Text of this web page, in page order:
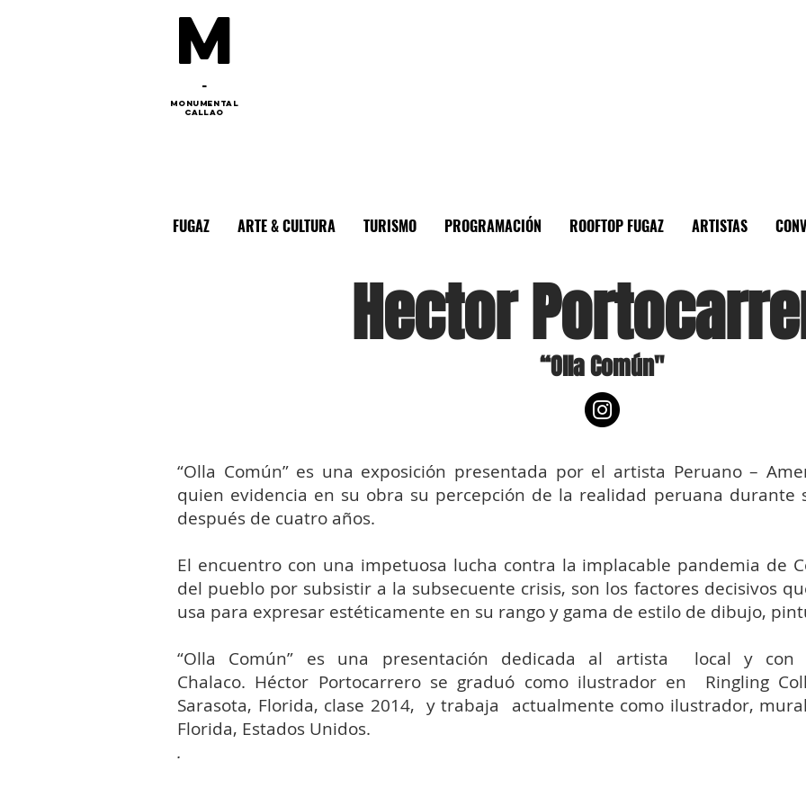
M
-
monumental
callao
FUGAZ ARTE & CULTURA TURISMO PROGRAMACIÓN ROOFTOP FUGAZ ARTISTAS
Hector
“Olla Común"
“Olla Común” es una exposición presentada por el artista Peruano –
quien evidencia en su obra su percepción de la realidad peruana
después de cuatro años.
El encuentro con una impetuosa lucha contra la implacable pandemia de
del pueblo por subsistir a la subsecuente crisis, son los factores decisivos
usa para expresar estéticamente en su rango y gama de estilo de dibujo,
“Olla Común” es una presentación dedicada al artista local y
Chalaco. Héctor Portocarrero se graduó como ilustrador en Ringling
Sarasota, Florida, clase 2014, y trabaja actualmente como ilustrador,
Florida, Estados Unidos.
.